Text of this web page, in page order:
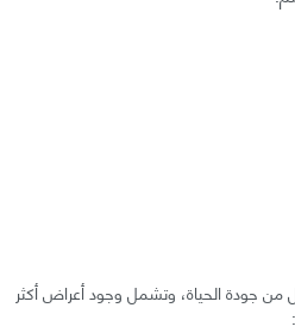
من جودة الحياة، وتشمل وجود أعراض أكثر